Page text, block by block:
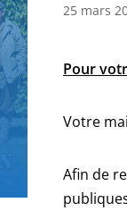
25 mars
Pour
Votre
Afin de